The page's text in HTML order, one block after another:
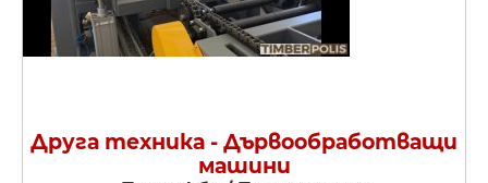
Друга техника - Дървообработващи
машини